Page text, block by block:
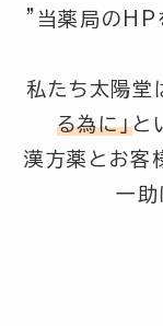
”当薬局のHP
私たち太陽堂
る為に」 と
漢方薬とお客
一助